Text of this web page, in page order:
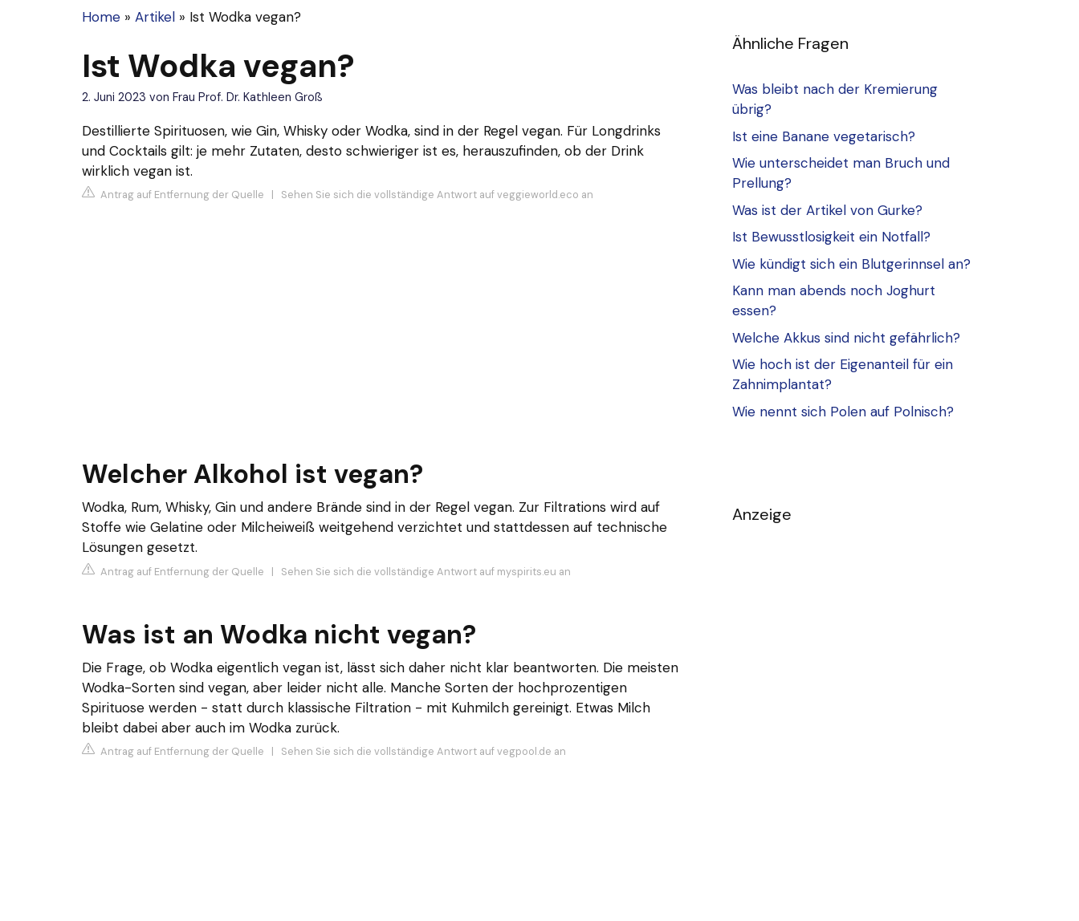
Home » Artikel » Ist Wodka vegan?
Ist Wodka vegan?
2. Juni 2023 von Frau Prof. Dr. Kathleen Groß
Destillierte Spirituosen, wie Gin, Whisky oder Wodka, sind in der Regel vegan. Für Longdrinks
und Cocktails gilt: je mehr Zutaten, desto schwieriger ist es, herauszufinden, ob der Drink
wirklich vegan ist.
Antrag auf Entfernung der Quelle | Sehen Sie sich die vollständige Antwort auf veggieworld.eco an
Welcher Alkohol ist vegan?
Wodka, Rum, Whisky, Gin und andere Brände sind in der Regel vegan. Zur Filtrations wird auf
Stoffe wie Gelatine oder Milcheiweiß weitgehend verzichtet und stattdessen auf technische
Lösungen gesetzt.
Antrag auf Entfernung der Quelle | Sehen Sie sich die vollständige Antwort auf myspirits.eu an
Was ist an Wodka nicht vegan?
Die Frage, ob Wodka eigentlich vegan ist, lässt sich daher nicht klar beantworten. Die meisten
Wodka-Sorten sind vegan, aber leider nicht alle. Manche Sorten der hochprozentigen
Spirituose werden - statt durch klassische Filtration - mit Kuhmilch gereinigt. Etwas Milch
bleibt dabei aber auch im Wodka zurück.
Antrag auf Entfernung der Quelle | Sehen Sie sich die vollständige Antwort auf vegpool.de an
Ähnliche Fragen
Was bleibt nach der Kremierung
übrig?
Ist eine Banane vegetarisch?
Wie unterscheidet man Bruch und
Prellung?
Was ist der Artikel von Gurke?
Ist Bewusstlosigkeit ein Notfall?
Wie kündigt sich ein Blutgerinnsel an?
Kann man abends noch Joghurt
essen?
Welche Akkus sind nicht gefährlich?
Wie hoch ist der Eigenanteil für ein
Zahnimplantat?
Wie nennt sich Polen auf Polnisch?
Anzeige